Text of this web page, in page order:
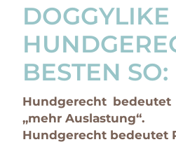
BESTEN SO:
Hundgerecht
„mehr Auslastung“.
Hundgerecht bedeutet